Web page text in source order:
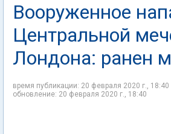
Вооруженное
Центральной
Лондона: ранен
время публикации: 20 февраля 2020 г.,
обновление: 20 февраля 2020 г., 18:40